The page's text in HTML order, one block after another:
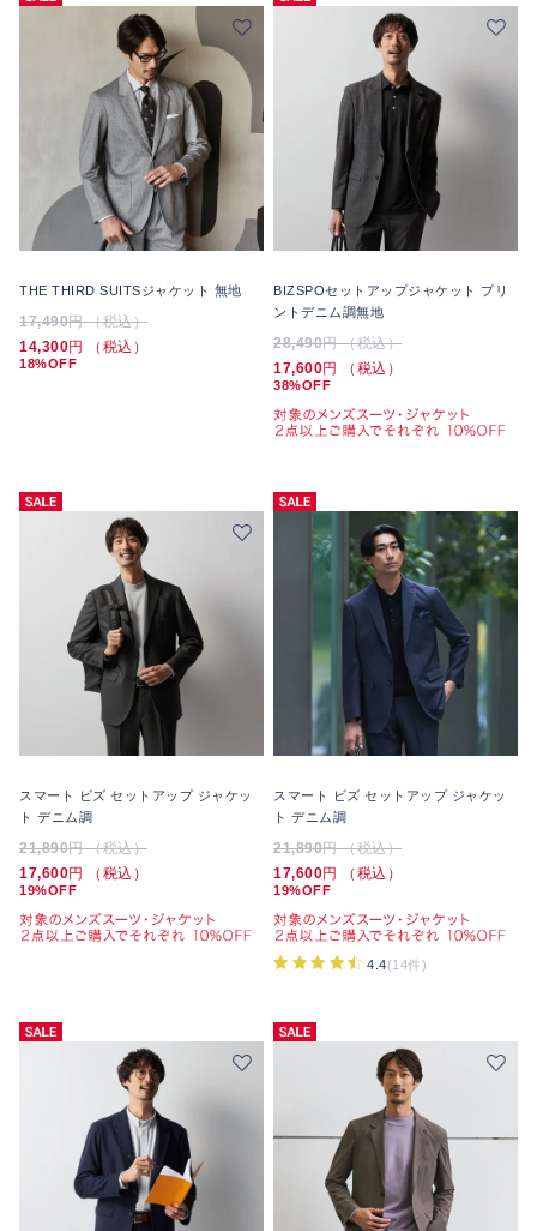
THE THIRD SUITSジャケット 無地
17,490円 （税込）
14,300円 （税込）
18%OFF
BIZSPOセットアップジャケット プリ
ントデニム調無地
28,490円 （税込）
17,600円 （税込）
38%OFF
スマート ビズ セットアップ ジャケッ
ト デニム調
21,890円 （税込）
17,600円 （税込）
19%OFF
スマート ビズ セットアップ ジャケッ
ト デニム調
21,890円 （税込）
17,600円 （税込）
19%OFF
4.4(14件)